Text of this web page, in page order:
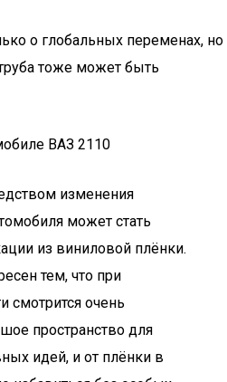
о глобальных переменах, но
тоже может быть
ВАЗ 2110
изменения
может стать
из виниловой плёнки.
тем, что при
смотрится очень
пространство для
идей, и от плёнки в